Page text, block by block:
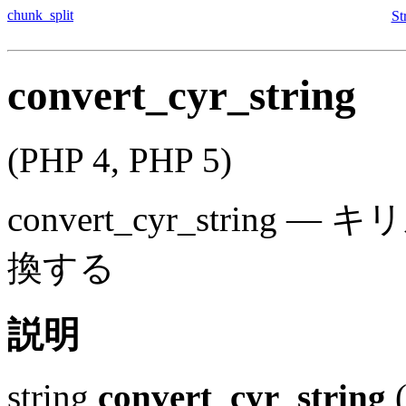
chunk_split
convert_cyr_string
(PHP 4, PHP 5)
convert_cyr_string — キ
換する
説明
string convert_cyr_string